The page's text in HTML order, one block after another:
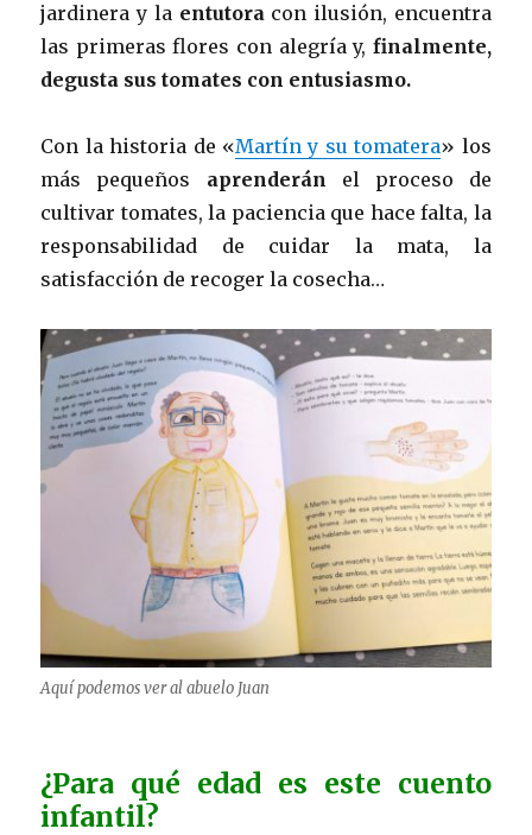
jardinera y la entutoracon ilusión, encuentra
las primeras flores con alegría y, finalmente,
degusta sus tomates con entusiasmo.
Con la historia de «Martín y su tomatera» los
más pequeños aprenderán el proceso de
cultivar tomates, la paciencia que hace falta, la
responsabilidad de cuidar la mata, la
satisfacción de recoger la cosecha…
Aquí podemos ver al abuelo Juan
¿Para qué edad es este cuento
infantil?